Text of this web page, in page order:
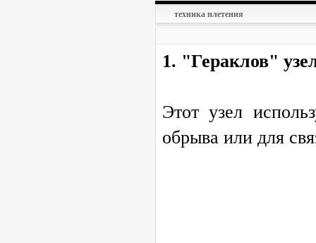
техника плетения
1. "Гераклов"
Этот узел
обрыва или для